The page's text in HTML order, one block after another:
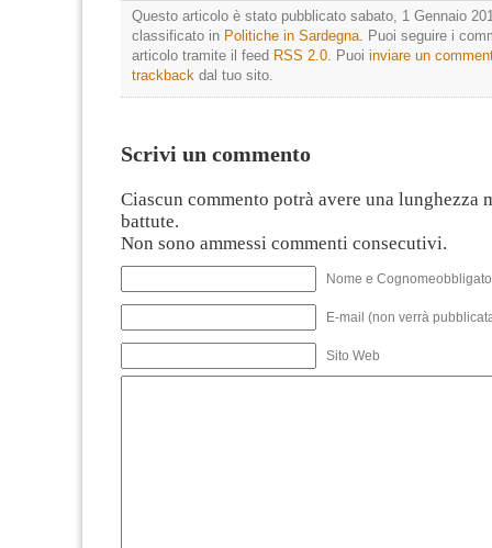
Questo articolo è stato pubblicato sabato, 1 Gennaio
classificato in Politiche in Sardegna. Puoi seguire i
articolo tramite il feed RSS 2.0. Puoi inviare un
trackback dal tuo sito.
Scrivi un commento
Ciascun commento potrà avere una lunghezza
battute.
Non sono ammessi commenti consecutivi.
Nome e
E-mail (non verrà
Sito Web